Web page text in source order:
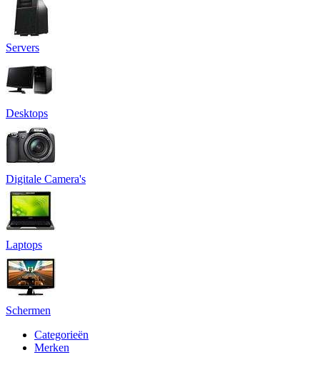
Servers
Desktops
Digitale Camera's
Laptops
Schermen
Categorieën
Merken